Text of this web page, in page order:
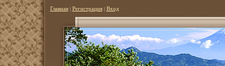
Главная| Регистрация| Вход